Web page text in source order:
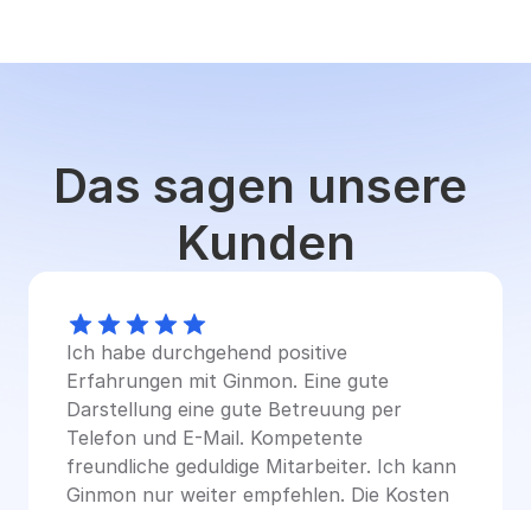
Das sagen unsere
Kunden
Ich habe durchgehend positive
Erfahrungen mit Ginmon. Eine gute
Darstellung eine gute Betreuung per
Telefon und E-Mail. Kompetente
freundliche geduldige Mitarbeiter. Ich kann
Ginmon nur weiter empfehlen. Die Kosten